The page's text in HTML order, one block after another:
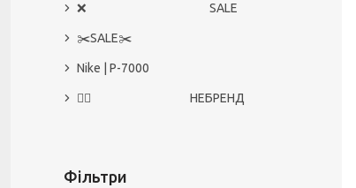
❌ SALE
✂️SALE✂️
Nike | P-7000
🙅‍♀️ НЕБРЕНД
Фільтри